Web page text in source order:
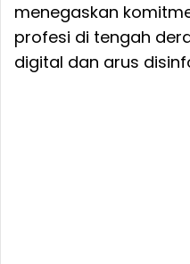
menegaskan
profesi di tengah
digital dan arus